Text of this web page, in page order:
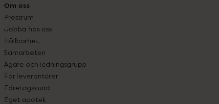
Om oss
Pressrum
Jobba hos oss
Hållbarhet
Samarbeten
Ägare och ledningsgrupp
För leverantörer
Företagskund
Eget apotek